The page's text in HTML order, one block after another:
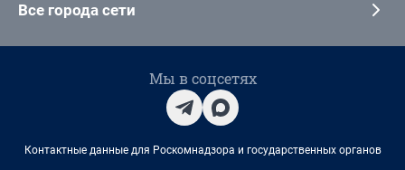
Все города сети
Мы в соцсетях
Контактные данные для Роскомнадзора и государственных органов